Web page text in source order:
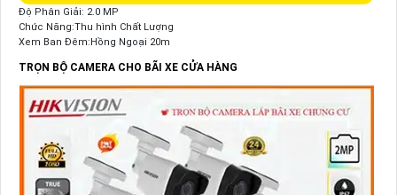
Độ Phân Giải: 2.0 MP
Chức Năng:Thu hình Chất Lượng
Xem Ban Đêm:Hồng Ngoại 20m
TRỌN BỘ CAMERA CHO BÃI XE CỬA HÀNG